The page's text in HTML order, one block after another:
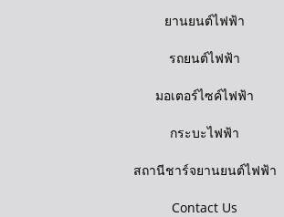
ยานยนต์ไฟฟ้า
รถยนต์ไฟฟ้า
มอเตอร์ไซค์ไฟฟ้า
กระบะไฟฟ้า
สถานีชาร์จยานยนต์ไฟฟ้า
Contact Us